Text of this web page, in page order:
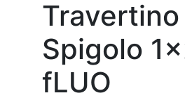
Travertino
Spigolo
fLUO